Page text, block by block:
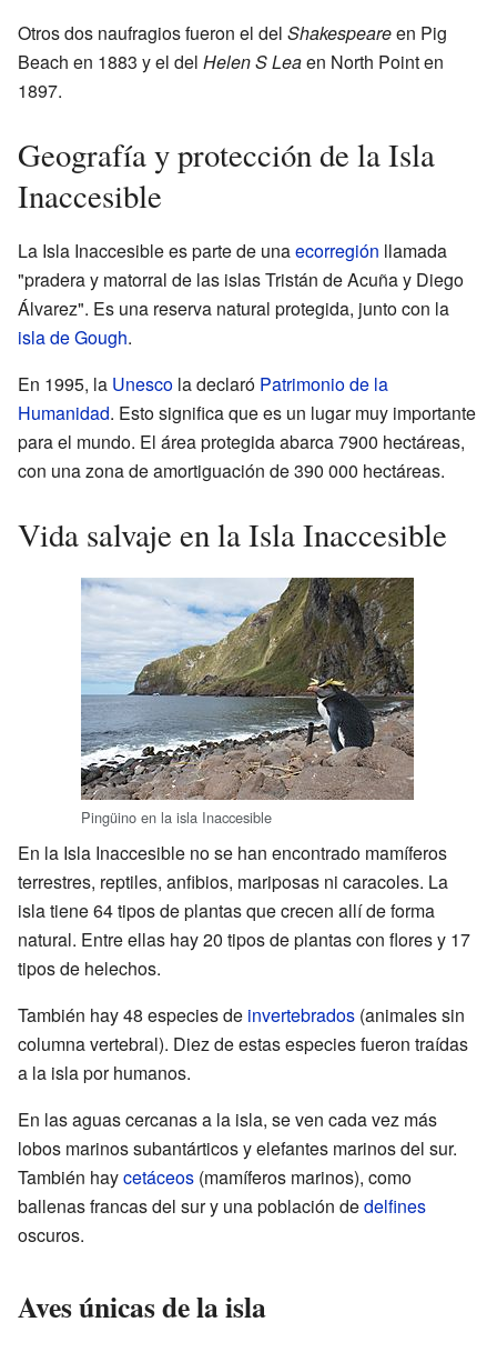
Otros dos naufragios fueron el del Shakespeareen Pig
Beach en 1883 y el del Helen S Leaen North Point en
1897.
Geografía y protección de la Isla
Inaccesible
La Isla Inaccesible es parte de unaecorregión llamada
"pradera y matorral de las islas Tristán de Acuña y Diego
Álvarez". Es una reserva natural protegida, junto con la
isla de Gough.
En 1995, la Unesco la declaró Patrimonio de la
Humanidad. Esto significa que es un lugar muy importante
para el mundo. El área protegida abarca 7900 hectáreas,
con una zona de amortiguación de 390 000 hectáreas.
Vida salvaje en la Isla Inaccesible
Pingüino en la isla Inaccesible
En la Isla Inaccesible no se han encontrado mamíferos
terrestres, reptiles, anfibios, mariposas ni caracoles. La
isla tiene 64 tipos de plantas que crecen allí de forma
natural. Entre ellas hay 20 tipos de plantas con flores y 17
tipos de helechos.
También hay 48 especies de invertebrados (animales sin
columna vertebral). Diez de estas especies fueron traídas
a la isla por humanos.
En las aguas cercanas a la isla, se ven cada vez más
lobos marinos subantárticos y elefantes marinos del sur.
También haycetáceos (mamíferos marinos), como
ballenas francas del sur y una población dedelfines
oscuros.
Aves únicas de la isla